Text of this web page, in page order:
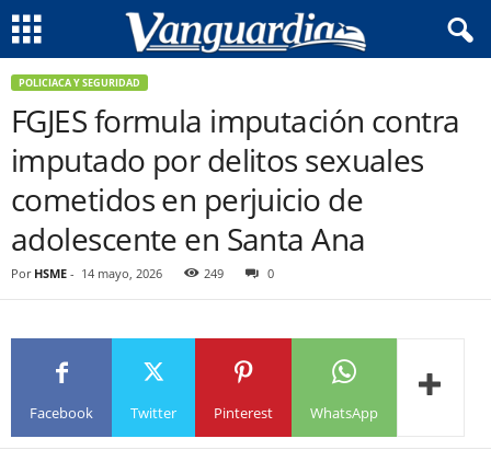
POLICIACA Y SEGURIDAD
FGJES formula imputación contra
imputado por delitos sexuales
cometidos en perjuicio de
adolescente en Santa Ana
Por HSME - 14 mayo, 2026 249 0
Facebook Twitter Pinterest WhatsApp